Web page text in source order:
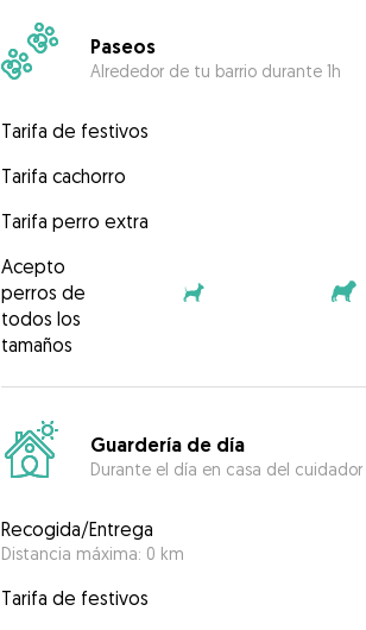
Paseos
Alrededor de tu barrio durante 1h
Tarifa de festivos
Tarifa cachorro
Tarifa perro extra
Acepto
perros de
todos los
tamaños
Guardería de día
Durante el día en casa del cuidador
Recogida/Entrega
Distancia máxima: 0 km
Tarifa de festivos